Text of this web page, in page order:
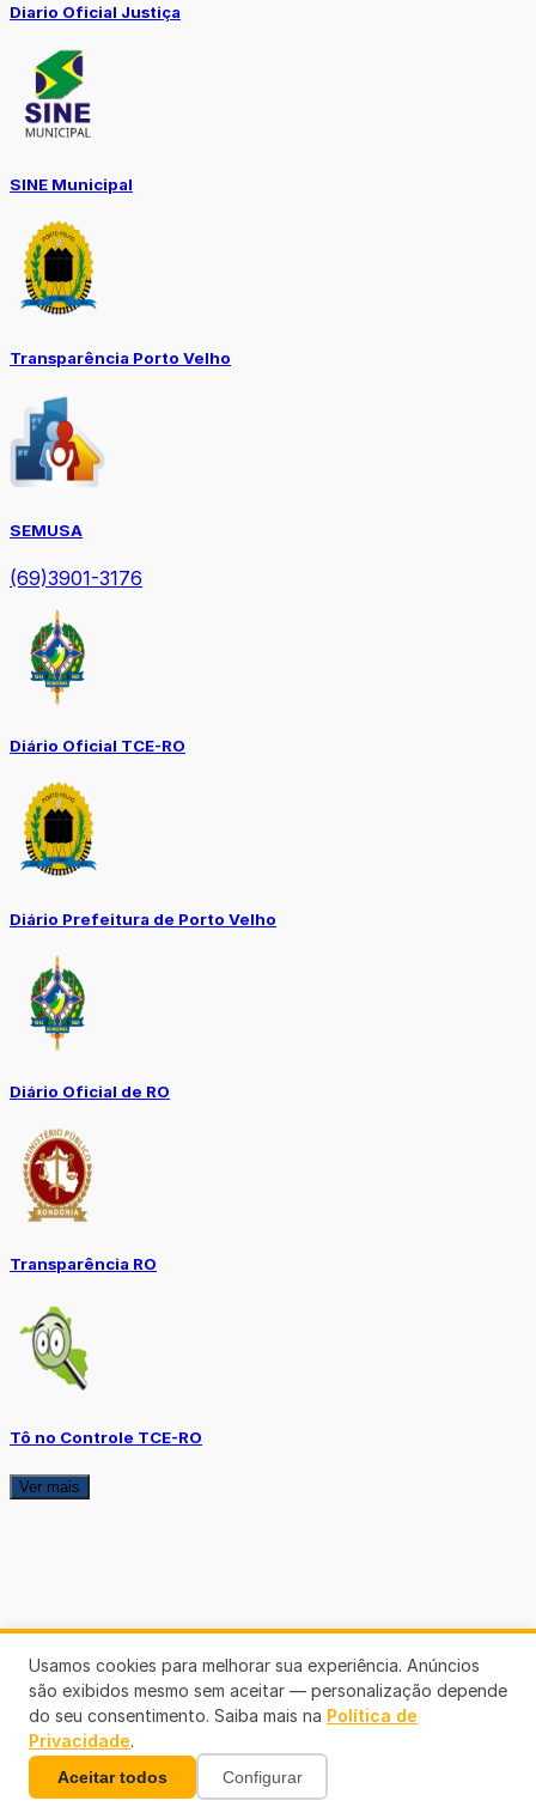
Diario Oficial Justiça
SINE Municipal
Transparência Porto Velho
SEMUSA
(69)3901-3176
Diário Oficial TCE-RO
Diário Prefeitura de Porto Velho
Diário Oficial de RO
Transparência RO
Tô no Controle TCE-RO
Ver mais
Usamos cookies para melhorar sua experiência. Anúncios
são exibidos mesmo sem aceitar — personalização depende
do seu consentimento. Saiba mais na Política de
Privacidade.
Aceitar todos Configurar